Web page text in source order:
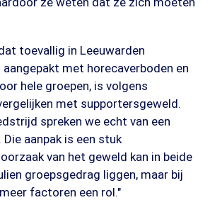
toevallig in Leeuwarden
met horecaverboden en
hele groepen, is volgens
met supportersgeweld.
spreken we echt van een
aanpak is een stuk
van het geweld kan in beide
groepsgedrag liggen, maar bij
factoren een rol."